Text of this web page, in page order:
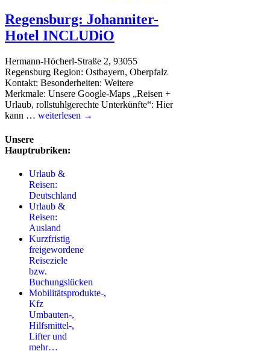
Regensburg: Johanniter-
Hotel INCLUDiO
Hermann-Höcherl-Straße 2, 93055
Regensburg Region: Ostbayern, Oberpfalz
Kontakt: Besonderheiten: Weitere
Merkmale: Unsere Google-Maps „Reisen +
Urlaub, rollstuhlgerechte Unterkünfte“: Hier
kann … weiterlesen →
Unsere
Hauptrubriken:
Urlaub &
Reisen:
Deutschland
Urlaub &
Reisen:
Ausland
Kurzfristig
freigewordene
Reiseziele
bzw.
Buchungslücken
Mobilitätsprodukte-,
Kfz
Umbauten-,
Hilfsmittel-,
Lifter und
mehr…